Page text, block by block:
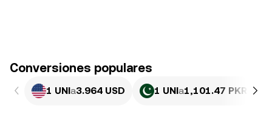
Conversiones populares
1 UNIa3.964 USD 1 UNIa1,101.47 PKR